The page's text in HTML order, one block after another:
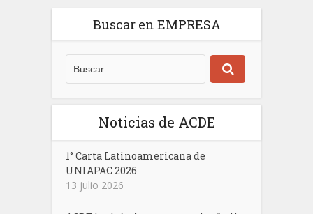
Buscar en EMPRESA
Noticias de ACDE
1° Carta Latinoamericana de
UNIAPAC 2026
13 julio 2026